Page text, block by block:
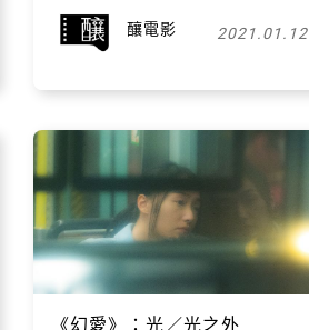
釀電影 2021.01.12
《幻愛》：光／光之外